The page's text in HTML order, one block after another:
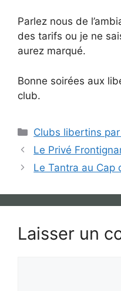
Parlez nous de
des tarifs ou je ne
aurez marqué.
Bonne soirées aux
club.
Catégories
Clubs libertins
Le Privé
Le Tantra au Cap
Laisser un